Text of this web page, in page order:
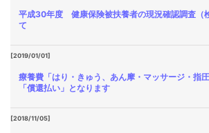
平成30年度 健康保険被扶養者の現況確認調査（
て
[2019/01/01]
療養費「はり・きゅう、あん摩・マッサージ・指
「償還払い」となります
[2018/11/05]